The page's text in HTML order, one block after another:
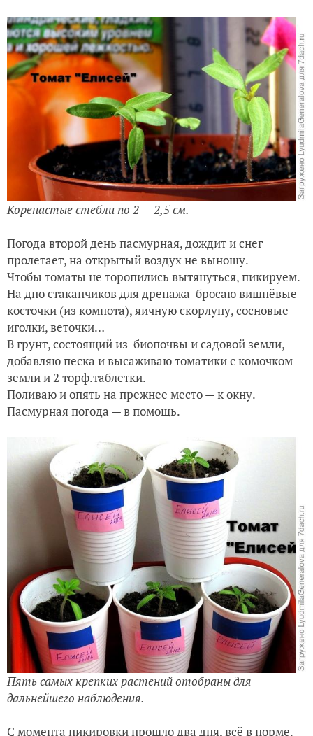
Коренастые стебли по 2 — 2,5 см.
Погода второй день пасмурная, дождит и снег
пролетает, на открытый воздух не выношу.
Чтобы томаты не торопились вытянуться, пикируем.
На дно стаканчиков для дренажа бросаю вишнёвые
косточки (из компота), яичную скорлупу, сосновые
иголки, веточки…
В грунт, состоящий из биопочвы и садовой земли,
добавляю песка и высаживаю томатики с комочком
земли и 2 торф.таблетки.
Поливаю и опять на прежнее место — к окну.
Пасмурная погода — в помощь.
Пять самых крепких растений отобраны для
дальнейшего наблюдения.
С момента пикировки прошло два дня, всё в норме.